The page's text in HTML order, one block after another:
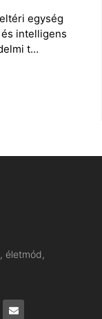
egység
intelligens
t…
életmód,